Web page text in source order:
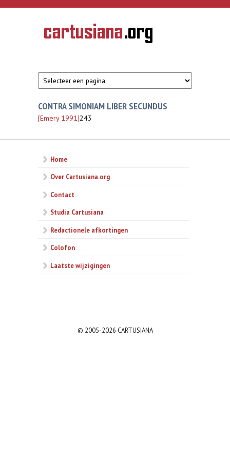
Overslaan en naar de inhoud gaan
CARTUSIANA
Geschiedenis
van de
CONTRA SIMONIAM LIBER SECUNDUS
[Emery 1991]243
Home
Over Cartusiana.org
Contact
Studia Cartusiana
Redactionele afkortingen
Colofon
Laatste wijzigingen
© 2005-2026 CARTUSIANA